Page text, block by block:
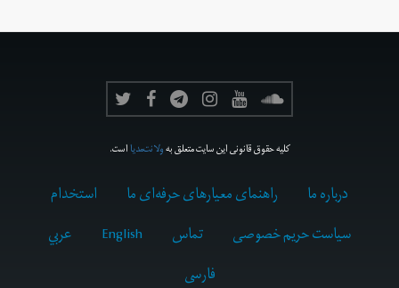
کلیه حقوق قانونی این سایت متعلق بهولانت‌مدیااست.
درباره ما راهنمای معیارهای حرفه‌ای ما
استخدام
سیاست حریم خصوصی
تماس English
عربي
فارسى